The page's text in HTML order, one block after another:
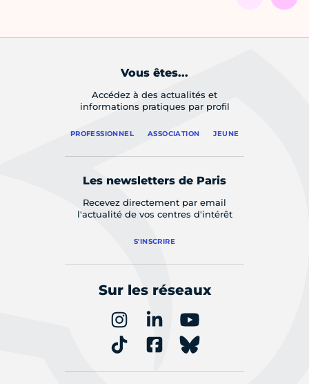
Vous êtes...
Accédez à des actualités et
informations pratiques par profil
PROFESSIONNEL ASSOCIATION JEUNE
Les newsletters de Paris
Recevez directement par email
l'actualité de vos centres d'intérêt
S'INSCRIRE
Sur les réseaux